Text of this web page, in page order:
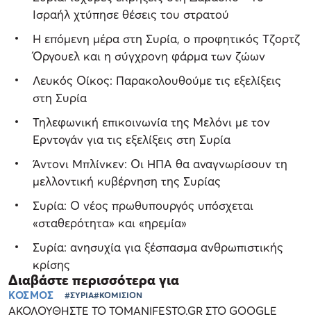
Ισραήλ χτύπησε θέσεις του στρατού
Η επόμενη μέρα στη Συρία, ο προφητικός Τζορτζ
Όργουελ και η σύγχρονη φάρμα των ζώων
Λευκός Οίκος: Παρακολουθούμε τις εξελίξεις
στη Συρία
Τηλεφωνική επικοινωνία της Μελόνι με τον
Ερντογάν για τις εξελίξεις στη Συρία
Άντονι Μπλίνκεν: Οι ΗΠΑ θα αναγνωρίσουν τη
μελλοντική κυβέρνηση της Συρίας
Συρία: Ο νέος πρωθυπουργός υπόσχεται
«σταθερότητα» και «ηρεμία»
Συρία: ανησυχία για ξέσπασμα ανθρωπιστικής
κρίσης
Διαβάστε περισσότερα για
ΚΟΣΜΟΣ #ΣΥΡΙΑ#ΚΟΜΙΣΙΟΝ
ΑΚΟΛΟΥΘΗΣΤΕ ΤΟ TOMANIFESTO.GR ΣΤΟ GOOGLE